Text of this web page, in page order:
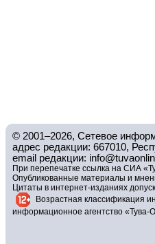
© 2001–2026, Сетевое
адрес редакции: 667010,
email редакции:
При перепечатке ссылка на СИА
Опубликованные материалы и
Цитаты в интернет-изданиях
Возрастная классификация
информационное агентство «Тува-